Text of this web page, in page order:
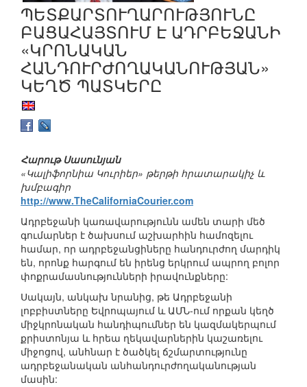
ՊԵՏՔԱՐՏՈՒՂԱՐՈՒԹՅՈՒՆԸ
ԲԱՑԱՀԱՅՏՈՒՄ Է ԱԴՐԲԵՋԱՆԻ
«ԿՐՈՆԱԿԱՆ
ՀԱՆԴՈՒՐԺՈՂԱԿԱՆՈՒԹՅԱՆ»
ԿԵՂԾ ՊԱՏԿԵՐԸ
Հարութ Սասունյան
«Կալիֆորնիա Կուրիեր» թերթի հրատարակիչ և
խմբագիր
http://www.TheCaliforniaCourier.com
Ադրբեջանի կառավարությունն ամեն տարի մեծ
գումարներ է ծախսում աշխարհին համոզելու
համար, որ ադրբեջանցիները հանդուրժող մարդիկ
են, որոնք հարգում են իրենց երկրում ապրող բոլոր
փոքրամասնությունների իրավունքները:
Սակայն, անկախ նրանից, թե Ադրբեջանի
լոբբիստները Եվրոպայում և ԱՄՆ-ում որքան կեղծ
միջկրոնական հանդիպումներ են կազմակերպում
քրիստոնյա և հրեա ղեկավարներին կաշառելու
միջոցով, անհնար է ծածկել ճշմարտությունը
ադրբեջանական անհանդուրժողականության
մասին: